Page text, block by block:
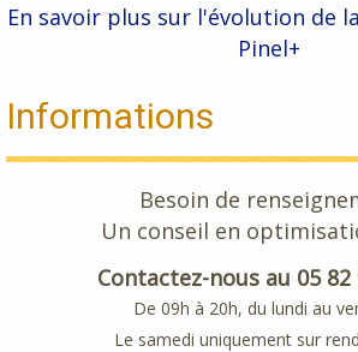
En savoir plus sur l'évolution de
Pinel+
Informations
Besoin de
Un conseil en
Contactez-nous au 05 82
De 09h à 20h, du lundi au
Le samedi uniquement sur